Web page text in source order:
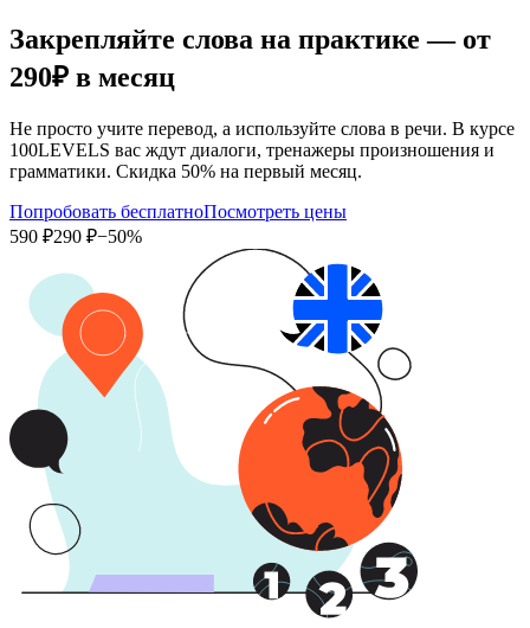
Закрепляйте слова на практике — от
290₽ в месяц
Не просто учите перевод, а используйте слова в речи. В курсе
100LEVELS вас ждут диалоги, тренажеры произношения и
грамматики. Скидка 50% на первый месяц.
Попробовать бесплатноПосмотреть цены
590 ₽290 ₽−50%